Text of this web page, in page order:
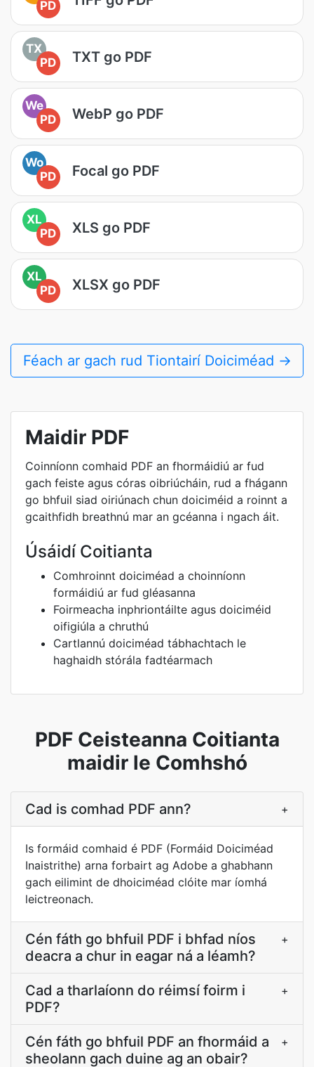
PD
TX
PD
TXT go PDF
We
PD
WebP go PDF
Wo
PD
Focal go PDF
XL
PD
XLS go PDF
XL
PD
XLSX go PDF
Féach ar gach rud Tiontairí Doiciméad →
Maidir PDF
Coinníonn comhaid PDF an fhormáidiú ar fud
gach feiste agus córas oibriúcháin, rud a fhágann
go bhfuil siad oiriúnach chun doiciméid a roinnt a
gcaithfidh breathnú mar an gcéanna i ngach áit.
Úsáidí Coitianta
Comhroinnt doiciméad a choinníonn
formáidiú ar fud gléasanna
Foirmeacha inphriontáilte agus doiciméid
oifigiúla a chruthú
Cartlannú doiciméad tábhachtach le
haghaidh stórála fadtéarmach
PDF Ceisteanna Coitianta
maidir le Comhshó
Cad is comhad PDF ann? +
Is formáid comhaid é PDF (Formáid Doiciméad
Inaistrithe) arna forbairt ag Adobe a ghabhann
gach eilimint de dhoiciméad clóite mar íomhá
leictreonach.
Cén fáth go bhfuil PDF i bhfad níos
deacra a chur in eagar ná a léamh?
+
Cad a tharlaíonn do réimsí foirm i
PDF?
+
Cén fáth go bhfuil PDF an fhormáid a
sheolann gach duine ag an obair?
+